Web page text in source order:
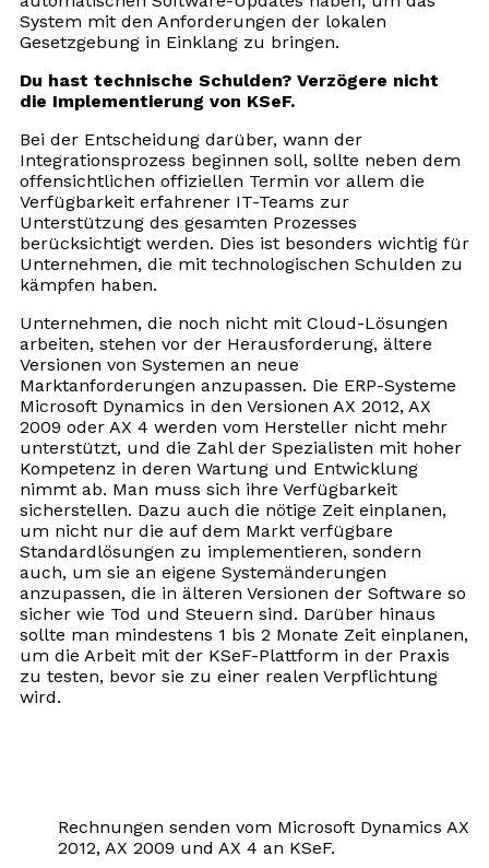
System mit den Anforderungen der lokalen
Gesetzgebung in Einklang zu bringen.
Du hast technische Schulden? Verzögere nicht
die Implementierung von KSeF.
Bei der Entscheidung darüber, wann der
Integrationsprozess beginnen soll, sollte neben dem
offensichtlichen offiziellen Termin vor allem die
Verfügbarkeit erfahrener IT-Teams zur
Unterstützung des gesamten Prozesses
berücksichtigt werden. Dies ist besonders wichtig für
Unternehmen, die mit technologischen Schulden zu
kämpfen haben.
Unternehmen, die noch nicht mit Cloud-Lösungen
arbeiten, stehen vor der Herausforderung, ältere
Versionen von Systemen an neue
Marktanforderungen anzupassen. Die ERP-Systeme
Microsoft Dynamics in den Versionen AX 2012, AX
2009 oder AX 4 werden vom Hersteller nicht mehr
unterstützt, und die Zahl der Spezialisten mit hoher
Kompetenz in deren Wartung und Entwicklung
nimmt ab. Man muss sich ihre Verfügbarkeit
sicherstellen. Dazu auch die nötige Zeit einplanen,
um nicht nur die auf dem Markt verfügbare
Standardlösungen zu implementieren, sondern
auch, um sie an eigene Systemänderungen
anzupassen, die in älteren Versionen der Software so
sicher wie Tod und Steuern sind. Darüber hinaus
sollte man mindestens 1 bis 2 Monate Zeit einplanen,
um die Arbeit mit der KSeF-Plattform in der Praxis
zu testen, bevor sie zu einer realen Verpflichtung
wird.
Rechnungen senden vom Microsoft Dynamics AX
2012, AX 2009 und AX 4 an KSeF.